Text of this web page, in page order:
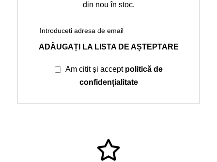
din nou în stoc.
ADĂUGAȚI LA LISTA DE AȘTEPTARE
Am citit și accept politică de
confidențialitate